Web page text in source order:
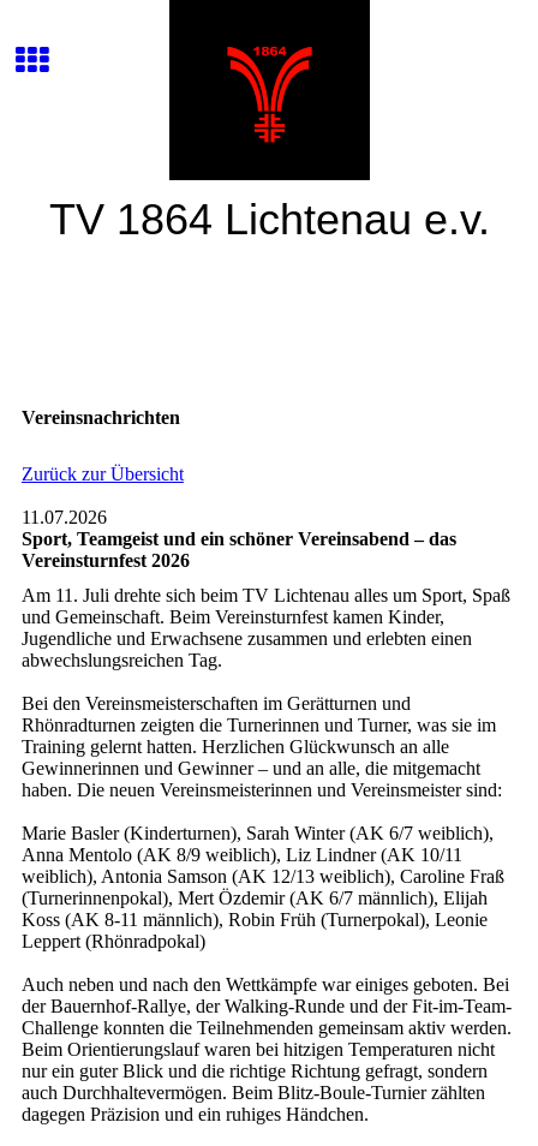
TV 1864 Lichtenau e.v.
Vereinsnachrichten
Zurück zur Übersicht
11.07.2026
Sport, Teamgeist und ein schöner Vereinsabend – das
Vereinsturnfest 2026
Am 11. Juli drehte sich beim TV Lichtenau alles um Sport, Spaß
und Gemeinschaft. Beim Vereinsturnfest kamen Kinder,
Jugendliche und Erwachsene zusammen und erlebten einen
abwechslungsreichen Tag.
Bei den Vereinsmeisterschaften im Gerätturnen und
Rhönradturnen zeigten die Turnerinnen und Turner, was sie im
Training gelernt hatten. Herzlichen Glückwunsch an alle
Gewinnerinnen und Gewinner – und an alle, die mitgemacht
haben. Die neuen Vereinsmeisterinnen und Vereinsmeister sind:
Marie Basler (Kinderturnen), Sarah Winter (AK 6/7 weiblich),
Anna Mentolo (AK 8/9 weiblich), Liz Lindner (AK 10/11
weiblich), Antonia Samson (AK 12/13 weiblich), Caroline Fraß
(Turnerinnenpokal), Mert Özdemir (AK 6/7 männlich), Elijah
Koss (AK 8-11 männlich), Robin Früh (Turnerpokal), Leonie
Leppert (Rhönradpokal)
Auch neben und nach den Wettkämpfe war einiges geboten. Bei
der Bauernhof-Rallye, der Walking-Runde und der Fit-im-Team-
Challenge konnten die Teilnehmenden gemeinsam aktiv werden.
Beim Orientierungslauf waren bei hitzigen Temperaturen nicht
nur ein guter Blick und die richtige Richtung gefragt, sondern
auch Durchhaltevermögen. Beim Blitz-Boule-Turnier zählten
dagegen Präzision und ein ruhiges Händchen.